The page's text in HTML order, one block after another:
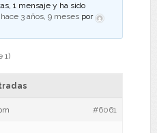
1 mensaje y ha sido
hace 3 años, 9 meses por
1)
#6061